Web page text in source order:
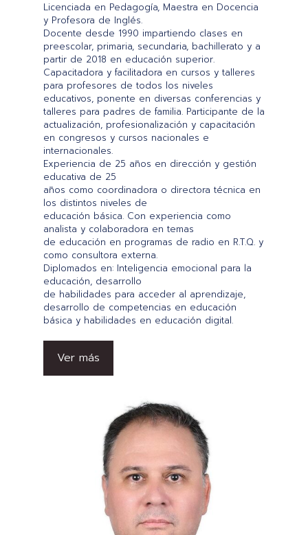
Licenciada en Pedagogía, Maestra en Docencia
y Profesora de Inglés.
Docente desde 1990 impartiendo clases en
preescolar, primaria, secundaria, bachillerato y a
partir de 2018 en educación superior.
Capacitadora y facilitadora en cursos y talleres
para profesores de todos los niveles
educativos, ponente en diversas conferencias y
talleres para padres de familia. Participante de la
actualización, profesionalización y capacitación
en congresos y cursos nacionales e
internacionales.
Experiencia de 25 años en dirección y gestión
educativa de 25
años como coordinadora o directora técnica en
los distintos niveles de
educación básica. Con experiencia como
analista y colaboradora en temas
de educación en programas de radio en R.T.Q. y
como consultora externa.
Diplomados en: Inteligencia emocional para la
educación, desarrollo
de habilidades para acceder al aprendizaje,
desarrollo de competencias en educación
básica y habilidades en educación digital.
Ver más